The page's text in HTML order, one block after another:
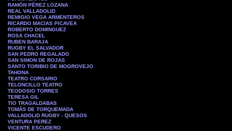
RAMÓN PÉREZ LOZANA
REAL VALLADOLID
REMIGIO VEGA ARMENTEROS
RICARDO MACIAS PICAVEA
ROBERTO DOMINGUEZ
ROSA CHACEL
RUBEN BARAJA
RUGBY EL SALVADOR
SAN PEDRO REGALADO
SAN SIMON DE ROJAS
SANTO TORIBIO DE MOGROVEJO
TAHONA
TEATRO CORSARIO
TELONCILLO TEATRO
TEODOSIO TORRES
TERESA GIL
TIO TRAGALDABAS
TOMÁS DE TORQUEMADA
VALLADOLID RUGBY - QUESOS
VENTURA PEREZ
VICENTE ESCUDERO